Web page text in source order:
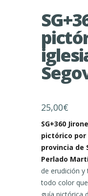
25,00€
SG+360
pictórico por
provincia de
Perlado
de erudición y
todo color